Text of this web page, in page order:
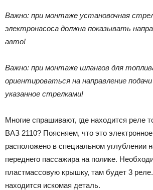
Важно: при монтаже установочная
электронасоса должна показывать
авто!
Важно: при монтаже шлангов для
ориентироваться на направление подачи
указанное стрелками!
Многие спрашивают, где находится реле
ВАЗ 2110? Поясняем, что это
расположено в специальном углублении
переднего пассажира на полике.
пластмассовую крышку, там будет 3
находится искомая деталь.